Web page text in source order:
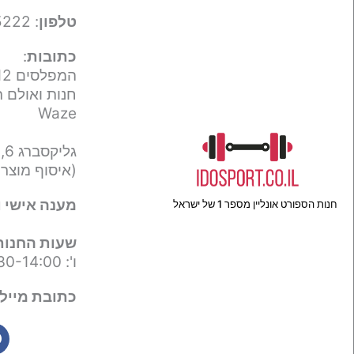
חנות הספורט אונליין מספר 1 של ישראל
טלפון: 050-9695222
כתובות:
המפלסים 12,
חנות
Waze
גליקסברג 6,
(איסוף
מענה אישי
שעות
ו': 09:30-14:00
כתובת